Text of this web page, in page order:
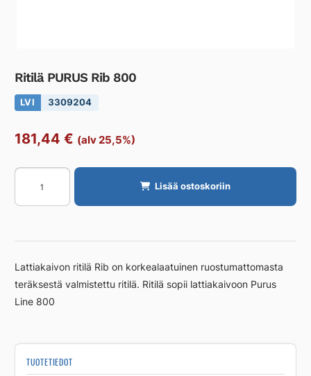
Ritilä PURUS Rib 800
LVI 3309204
181,44 € (alv 25,5%)
Ritilä
PURUS
Rib
määrä
Lisää ostoskoriin
Lattiakaivon ritilä Rib on korkealaatuinen ruostumattomasta
teräksestä valmistettu ritilä. Ritilä sopii lattiakaivoon Purus
Line 800
TUOTETIEDOT